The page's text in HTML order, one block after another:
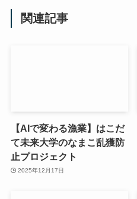
関連記事
【AIで変わる漁業】はこだ
て未来大学のなまこ乱獲防
止プロジェクト
2025年12月17日